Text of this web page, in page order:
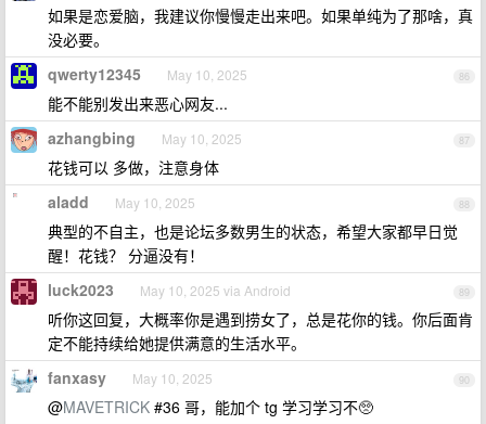
如果是恋爱脑，我建议你慢慢走出来吧。如果单纯为了那啥，真
没必要。
86
qwerty12345 May 10, 2025
能不能别发出来恶心网友...
87
azhangbing May 10, 2025
花钱可以 多做，注意身体
88
aladd May 10, 2025
典型的不自主，也是论坛多数男生的状态，希望大家都早日觉
醒！花钱？ 分逼没有！
89
luck2023 May 10, 2025 via Android
听你这回复，大概率你是遇到捞女了，总是花你的钱。你后面肯
定不能持续给她提供满意的生活水平。
90
fanxasy May 10, 2025
@MAVETRICK #36 哥，能加个 tg 学习学习不🥺